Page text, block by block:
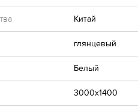
Китай
глянцевый
Белый
3000x1400